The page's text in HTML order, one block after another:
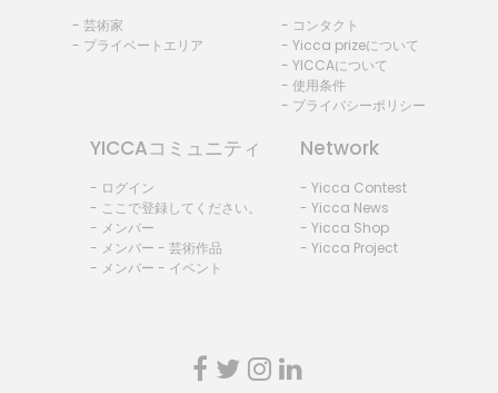
- 芸術家
- プライベートエリア
- コンタクト
- Yicca prizeについて
- YICCAについて
- 使用条件
- プライバシーポリシー
YICCAコミュニティ
- ログイン
- ここで登録してください。
- メンバー
- メンバー - 芸術作品
- メンバー - イベント
Network
- Yicca Contest
- Yicca News
- Yicca Shop
- Yicca Project